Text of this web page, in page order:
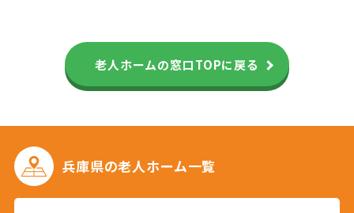
老人ホームの窓口TOPに戻る
兵庫県の老人ホーム一覧